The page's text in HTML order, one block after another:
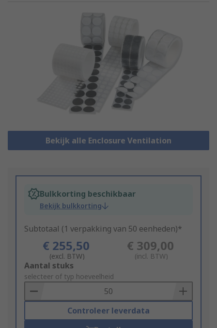
Bekijk alle Enclosure Ventilation
Bulkkorting beschikbaar
Bekijk bulkkorting
Subtotaal (1 verpakking van 50 eenheden)*
€ 255,50
(excl. BTW)
€ 309,00
(incl. BTW)
Add
to
Basket
Aantal stuks
selecteer of typ hoeveelheid
Controleer leverdata